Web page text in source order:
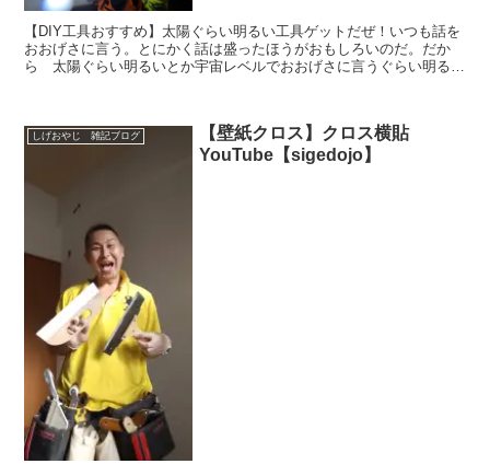
【DIY工具おすすめ】太陽ぐらい明るい工具ゲットだぜ！いつも話を
おおげさに言う。とにかく話は盛ったほうがおもしろいのだ。だか
ら 太陽ぐらい明るいとか宇宙レベルでおおげさに言うぐらい明るい
しげおやじ 雑記ブログ
【壁紙クロス】クロス横貼
YouTube【sigedojo】